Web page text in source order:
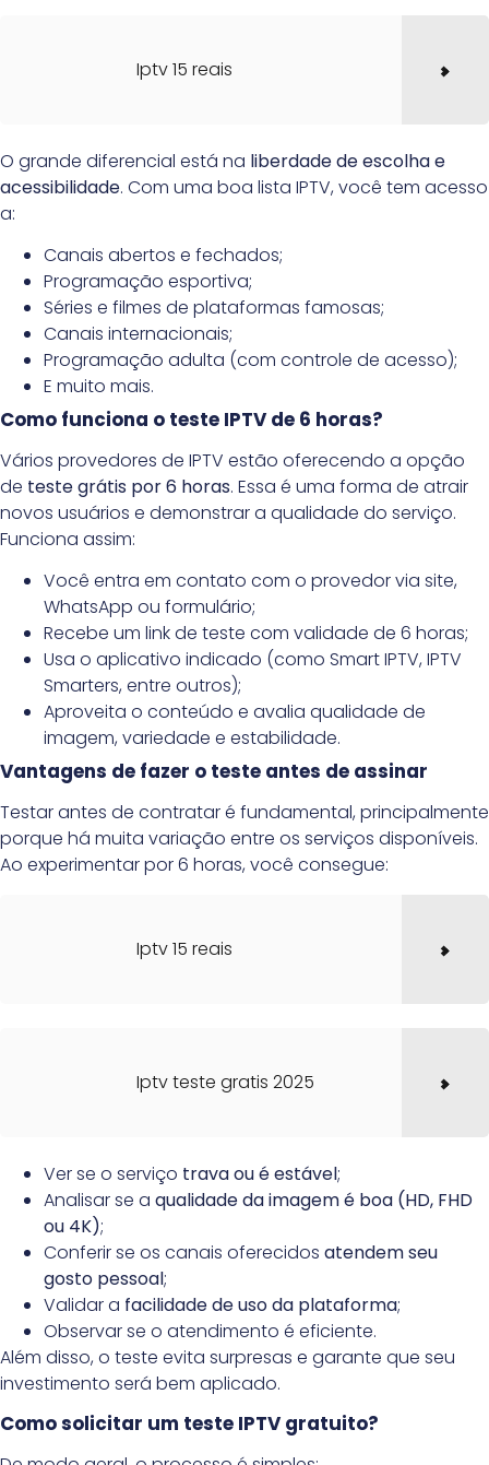
Iptv 15 reais
O grande diferencial está na liberdade de escolha e
acessibilidade. Com uma boa lista IPTV, você tem acesso
a:
Canais abertos e fechados;
Programação esportiva;
Séries e filmes de plataformas famosas;
Canais internacionais;
Programação adulta (com controle de acesso);
E muito mais.
Como funciona o teste IPTV de 6 horas?
Vários provedores de IPTV estão oferecendo a opção
de teste grátis por 6 horas. Essa é uma forma de atrair
novos usuários e demonstrar a qualidade do serviço.
Funciona assim:
Você entra em contato com o provedor via site,
WhatsApp ou formulário;
Recebe um link de teste com validade de 6 horas;
Usa o aplicativo indicado (como Smart IPTV, IPTV
Smarters, entre outros);
Aproveita o conteúdo e avalia qualidade de
imagem, variedade e estabilidade.
Vantagens de fazer o teste antes de assinar
Testar antes de contratar é fundamental, principalmente
porque há muita variação entre os serviços disponíveis.
Ao experimentar por 6 horas, você consegue:
Iptv 15 reais
Iptv teste gratis 2025
Ver se o serviço trava ou é estável;
Analisar se a qualidade da imagem é boa (HD, FHD
ou 4K);
Conferir se os canais oferecidos atendem seu
gosto pessoal;
Validar a facilidade de uso da plataforma;
Observar se o atendimento é eficiente.
Além disso, o teste evita surpresas e garante que seu
investimento será bem aplicado.
Como solicitar um teste IPTV gratuito?